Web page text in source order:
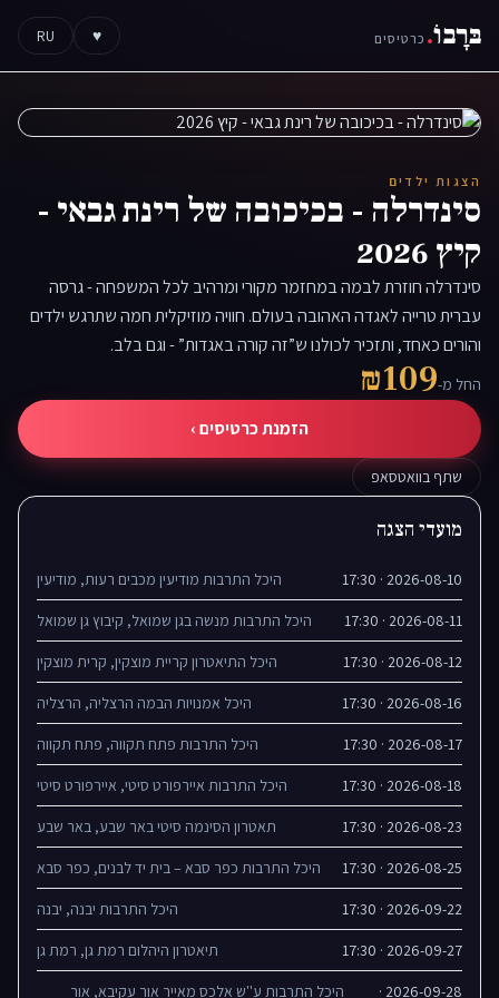
בּרָבוֹ. כרטיסים ♥
RU
הצגות ילדים
סינדרלה - בכיכובה של רינת גבאי -
קיץ 2026
סינדרלה חוזרת לבמה במחזמר מקורי ומרהיב לכל המשפחה - גרסה
עברית טרייה לאגדה האהובה בעולם. חוויה מוזיקלית חמה שתרגש ילדים
והורים כאחד, ותזכיר לכולנו ש”זה קורה באגדות” - וגם בלב.
החל מ-₪109
הזמנת כרטיסים ›
שתף בוואטסאפ
מועדי הצגה
2026-08-10 · 17:30 היכל התרבות מודיעין מכבים רעות, מודיעין
2026-08-11 · 17:30 היכל התרבות מנשה בגן שמואל, קיבוץ גן שמואל
2026-08-12 · 17:30 היכל התיאטרון קריית מוצקין, קרית מוצקין
2026-08-16 · 17:30 היכל אמנויות הבמה הרצליה, הרצליה
2026-08-17 · 17:30 היכל התרבות פתח תקווה, פתח תקווה
2026-08-18 · 17:30 היכל התרבות איירפורט סיטי, איירפורט סיטי
2026-08-23 · 17:30 תאטרון הסינמה סיטי באר שבע, באר שבע
2026-08-25 · 17:30 היכל התרבות כפר סבא – בית יד לבנים, כפר סבא
2026-09-22 · 17:30 היכל התרבות יבנה, יבנה
2026-09-27 · 17:30 תיאטרון היהלום רמת גן, רמת גן
2026-09-28 · היכל התרבות ע''ש אלכס מאייר אור עקיבא, אור